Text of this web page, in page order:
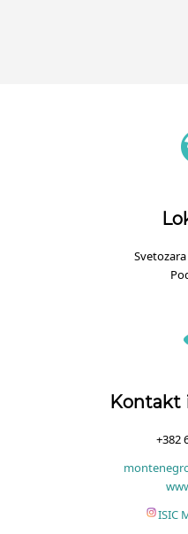
Kontakt
+382
ISIC